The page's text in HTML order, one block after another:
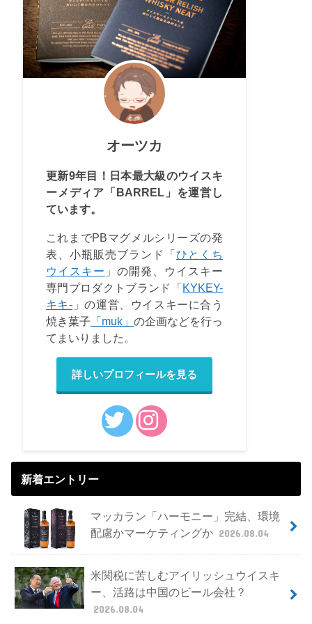
オーツカ
更新9年目！日本最大級のウイスキ
ーメディア「BARREL」を運営し
ています。
これまでPBマグメルシリーズの発
表、小瓶販売ブランド「ひとくち
ウイスキー 」の開発、ウイスキー
専門プロダクトブランド「KYKEY-
キキ- 」の運営、ウイスキーに合う
焼き菓子 「muk」 の企画などを行っ
てまいりました。
詳しいプロフィールを見る
新着エントリー
マッカラン「ハーモニー」完結、環境
配慮かマーケティングか 2026.08.04
米関税に苦しむアイリッシュウイスキ
ー、活路は中国のビール会社？
2026.08.04